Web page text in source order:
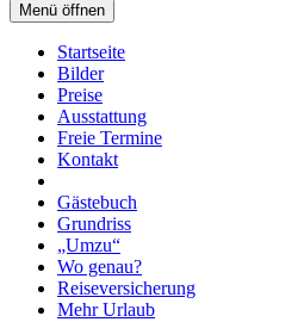
Menü öffnen
Startseite
Bilder
Preise
Ausstattung
Freie Termine
Kontakt
Gästebuch
Grundriss
„Umzu“
Wo genau?
Reiseversicherung
Mehr Urlaub